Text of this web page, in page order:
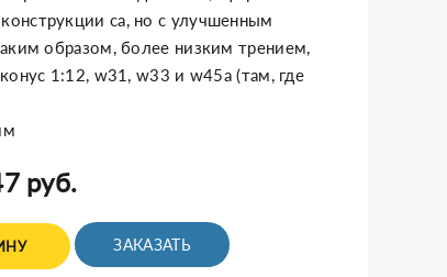
ca, но с улучшенным
образом, более низким трением,
1:12, w31, w33 и w45a (там, где
руб.
ЗАКАЗАТЬ